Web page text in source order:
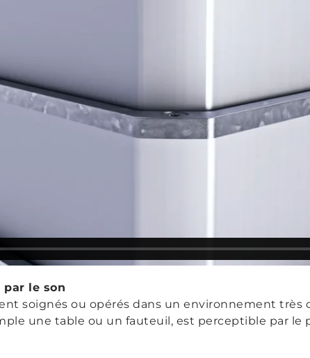
le son
soignés ou opérés dans un environnement très
une table ou un fauteuil, est perceptible par le